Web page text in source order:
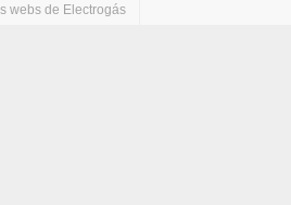
webs de Electrogás